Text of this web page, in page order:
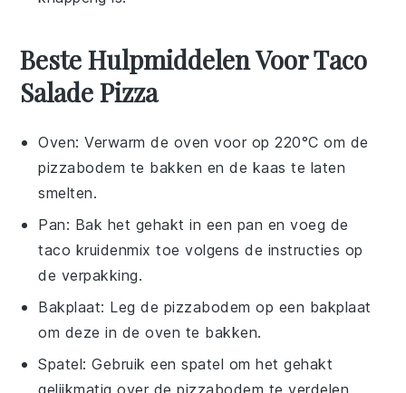
Beste Hulpmiddelen Voor Taco
Salade Pizza
Oven: Verwarm de oven voor op 220°C om de
pizzabodem te bakken en de kaas te laten
smelten.
Pan: Bak het gehakt in een pan en voeg de
taco kruidenmix toe volgens de instructies op
de verpakking.
Bakplaat: Leg de pizzabodem op een bakplaat
om deze in de oven te bakken.
Spatel: Gebruik eenspatel om het gehakt
gelijkmatig over de pizzabodem te verdelen.